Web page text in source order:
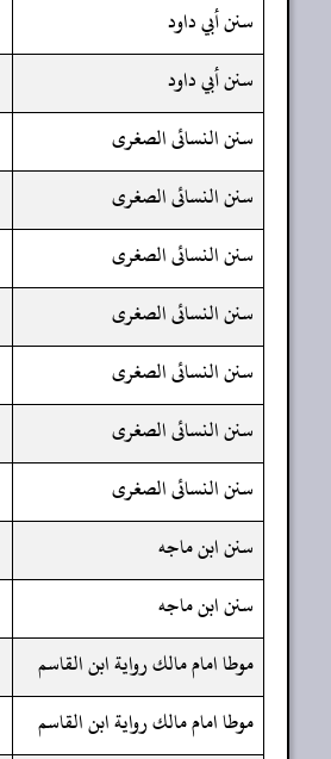
سنن أبي داود
سنن أبي داود
سنن النسائى الصغرى
سنن النسائى الصغرى
سنن النسائى الصغرى
سنن النسائى الصغرى
سنن النسائى الصغرى
سنن النسائى الصغرى
سنن النسائى الصغرى
سنن ابن ماجه
سنن ابن ماجه
موطا امام مالك رواية ابن القاسم
موطا امام مالك رواية ابن القاسم